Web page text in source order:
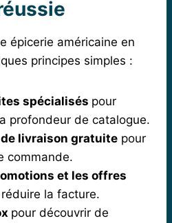
épicerie américaine en
principes simples :
spécialisés pour
profondeur de catalogue.
livraison gratuite pour
commande.
et les offres
la facture.
pour découvrir de